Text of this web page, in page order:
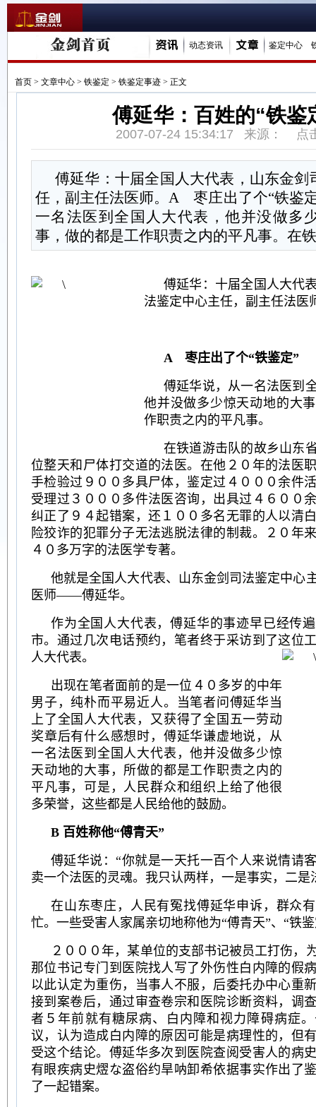
动态资讯 鉴定中心
首页 > 文章中心 > 铁鉴定 > 铁鉴定事迹 > 正文
傅延华：百姓的“铁鉴
2007-07-24 15:34:17 来源： 点
傅延华：十届全国人大代表，山东金剑
任，副主任法医师。A 枣庄出了个“铁鉴
一名法医到全国人大代表，他并没做多
事，做的都是工作职责之内的平凡事。在
傅延华：十届全国人大代
法鉴定中心主任，副主任法医
A 枣庄出了个“铁鉴定”
傅延华说，从一名法医到
他并没做多少惊天动地的大
作职责之内的平凡事。
在铁道游击队的故乡山东
位整天和尸体打交道的法医。在他２０年的法医
手检验过９００多具尸体，鉴定过４０００余件
受理过３０００多件法医咨询，出具过４６００
纠正了９４起错案，还１００多名无罪的人以清
险狡诈的犯罪分子无法逃脱法律的制裁。２０年
４０多万字的法医学专著。
他就是全国人大代表、山东金剑司法鉴定中心
医师——傅延华。
作为全国人大代表，傅延华的事迹早已经传
市。通过几次电话预约，笔者终于采访到了这位
人大代表。
出现在笔者面前的是一位４０多岁的中年
男子，纯朴而平易近人。当笔者问傅延华当
上了全国人大代表，又获得了全国五一劳动
奖章后有什么感想时，傅延华谦虚地说，从
一名法医到全国人大代表，他并没做多少惊
天动地的大事，所做的都是工作职责之内的
平凡事，可是，人民群众和组织上给了他很
多荣誉，这些都是人民给他的鼓励。
B 百姓称他“傅青天”
傅延华说：“你就是一天托一百个人来说情请
卖一个法医的灵魂。我只认两样，一是事实，二是
在山东枣庄，人民有冤找傅延华申诉，群众
忙。一些受害人家属亲切地称他为“傅青天”、“铁
２０００年，某单位的支部书记被员工打伤，
那位书记专门到医院找人写了外伤性白内障的假
以此认定为重伤，当事人不服，后委托办中心重
接到案卷后，通过审查卷宗和医院诊断资料，调
者５年前就有糖尿病、白内障和视力障碍病症
议，认为造成白内障的原因可能是病理性的，但
受这个结论。傅延华多次到医院查阅受害人的病
有眼疾病史熤な盗俗约旱呐卸希依据事实作出了
了一起错案。